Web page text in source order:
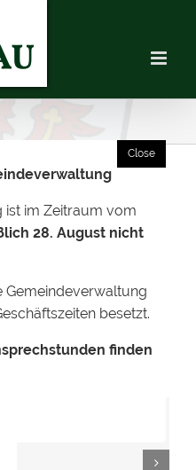
ist im Zeitraum vom
28. August nicht
Gemeindeverwaltung
besetzt.
finden